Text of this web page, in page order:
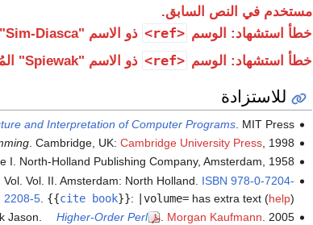
مستخدم في النص السابق.
خطأ استشهاد: الوسم <ref> ذو الاسم "Sim-Diasca" المُعرّف في
خطأ استشهاد: الوسم <ref> ذو الاسم "Spiewak" المُعرّف في
للاستزادة
and Interpretation of Computer Programs. MIT Press.
. Cambridge, UK: Cambridge University Press, 1998.
I. North-Holland Publishing Company, Amsterdam, 1958.
Vol. Vol. II. Amsterdam: North Holland. ISBN 978-0-7204-
2208-5. {{cite book}}: |volume=has extra text (help)
Jason.
Higher-Order Perl . Morgan Kaufmann . 2005.